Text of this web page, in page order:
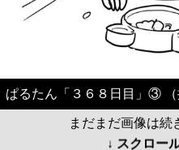
ぱるたん「３６８日目」③ （
まだまだ画像は続
↓ スクロー